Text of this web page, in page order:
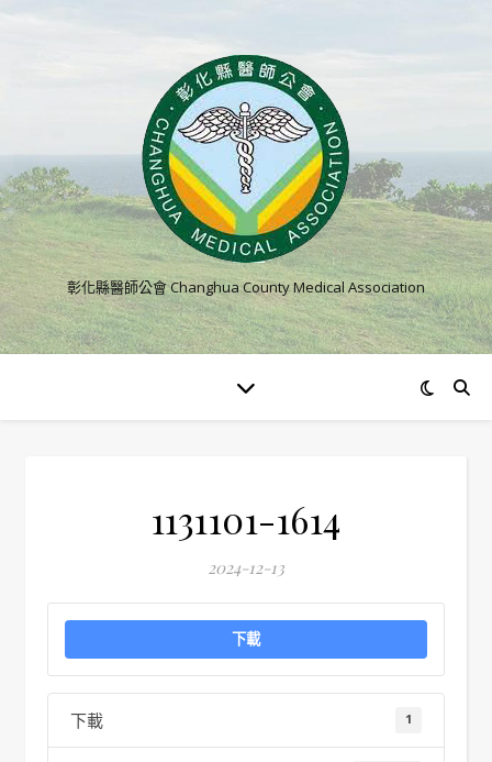
彰化縣醫師公會 Changhua County Medical Association
1131101-1614
2024-12-13
下載
下載 1